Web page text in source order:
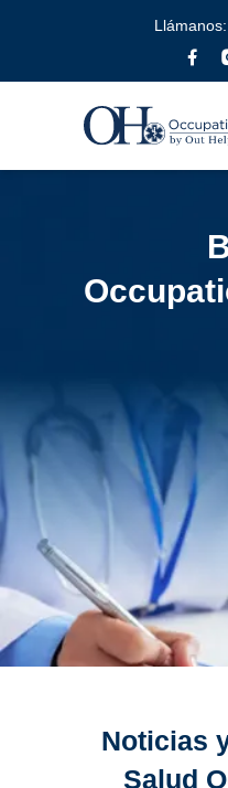
Llámanos:
Noticias
Salud